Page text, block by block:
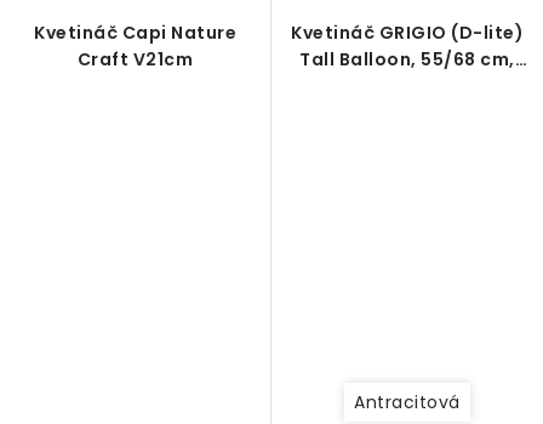
Kvetináč Capi Nature
Craft V21cm
Kvetináč GRIGIO (D-lite)
Tall Balloon, 55/68 cm,
Antracitová